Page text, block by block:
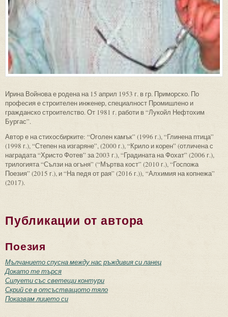
Ирина Войнова е родена на 15 април 1953 г. в гр. Приморско. По
професия е строителен инженер, специалност Промишлено и
гражданско строителство. От 1981 г. работи в “Лукойл Нефтохим
Бургас”.
Автор е на стихосбирките: “Оголен камък” (1996 г.), “Глинена птица”
(1998 г.), “Степен на изгаряне”, (2000 г.), “Крило и корен” (отличена с
наградата “Христо Фотев” за 2003 г.), “Градината на Фохат” (2006 г.),
трилогията “Сълзи на огъня” (“Мъртва кост” (2010 г.), “Госпожа
Поезия” (2015 г.), и “На педя от рая” (2016 г.)), “Алхимия на копнежа”
(2017).
Публикации от автора
Поезия
Мълчанието спусна между нас ръждивия си ланец
Докато те търся
Силуети със светещи контури
Скрий се в отсъстващото тяло
Показвам лицето си